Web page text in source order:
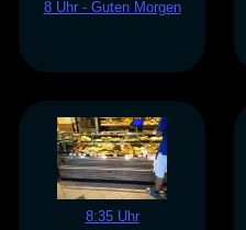
8 Uhr - Guten Morgen
8:35 Uhr